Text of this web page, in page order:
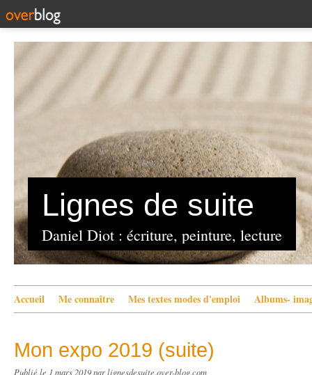
Lignes de suite
Daniel Diot : écriture, peinture, lecture
Accueil Me connaître Mes textes modes d'emploi Albums-
Mon expo 2019 (suite)
Publié le 1 mars 2019par lignesdesuite.over-blog.com